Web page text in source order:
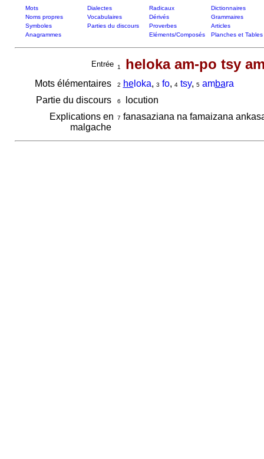
Mots Dialectes Radicaux
Dictionnaires
Noms propres
Vocabulaires Dérivés
Grammaires
Symboles
Parties du discours Proverbes
Articles
Anagrammes
Eléments/Composés Planches et Tables
Entrée 1 heloka am-po tsy
Mots élémentaires 2 heloka, 3 fo, 4 tsy, 5 ambara
Partie du discours
6
locution
Explications en
malgache
7 fanasaziana na famaizana